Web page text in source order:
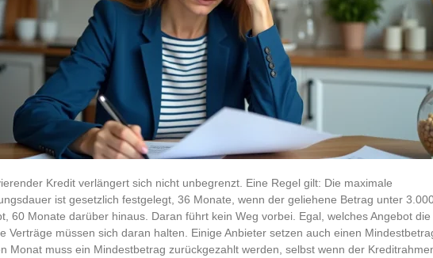
Kredit verlängert sich nicht unbegrenzt. Eine Regel gilt: Die maximale
ist gesetzlich festgelegt, 36 Monate, wenn der geliehene Betrag unter
60 Monate darüber hinaus. Daran führt kein Weg vorbei. Egal, welches Angebot die
Verträge müssen sich daran halten. Einige Anbieter setzen auch einen
Monat muss ein Mindestbetrag zurückgezahlt werden, selbst wenn der